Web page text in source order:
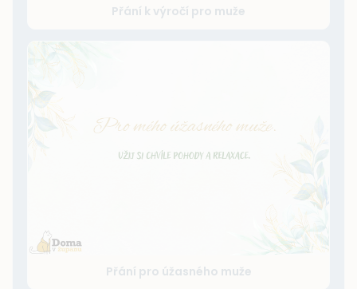
Přání k výročí pro muže
Přání pro úžasného muže